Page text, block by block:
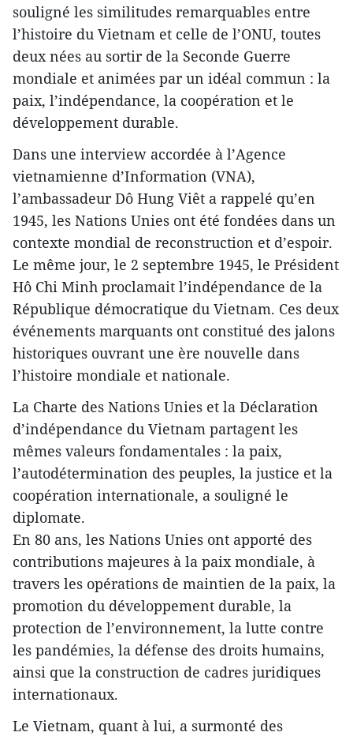
souligné les similitudes remarquables entre
l’histoire du Vietnam et celle de l’ONU, toutes
deux nées au sortir de la Seconde Guerre
mondiale et animées par un idéal commun : la
paix, l’indépendance, la coopération et le
développement durable.
Dans une interview accordée à l’Agence
vietnamienne d’Information (VNA),
l’ambassadeur Dô Hung Viêt a rappelé qu’en
1945, les Nations Unies ont été fondées dans un
contexte mondial de reconstruction et d’espoir.
Le même jour, le 2 septembre 1945, le Président
Hô Chi Minh proclamait l’indépendance de la
République démocratique du Vietnam. Ces deux
événements marquants ont constitué des jalons
historiques ouvrant une ère nouvelle dans
l’histoire mondiale et nationale.
La Charte des Nations Unies et la Déclaration
d’indépendance du Vietnam partagent les
mêmes valeurs fondamentales : la paix,
l’autodétermination des peuples, la justice et la
coopération internationale, a souligné le
diplomate.
En 80 ans, les Nations Unies ont apporté des
contributions majeures à la paix mondiale, à
travers les opérations de maintien de la paix, la
promotion du développement durable, la
protection de l’environnement, la lutte contre
les pandémies, la défense des droits humains,
ainsi que la construction de cadres juridiques
internationaux.
Le Vietnam, quant à lui, a surmonté des